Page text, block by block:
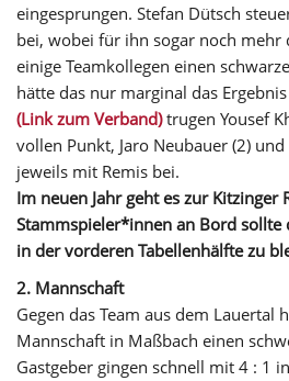
eingesprungen. Stefan Dütsch
bei, wobei für ihn sogar noch mehr
einige Teamkollegen einen
hätte das nur marginal das
(Link zum Verband)trugen Yousef
vollen Punkt, Jaro Neubauer (2)
jeweils mit Remis bei.
Im neuen Jahr geht es zur Kitzinger
Stammspieler*innen an Bord sollte
in der vorderen Tabellenhälfte zu
2. Mannschaft
Gegen das Team aus dem Lauertal
Mannschaft in Maßbach einen
Gastgeber gingen schnell mit 4 : 1